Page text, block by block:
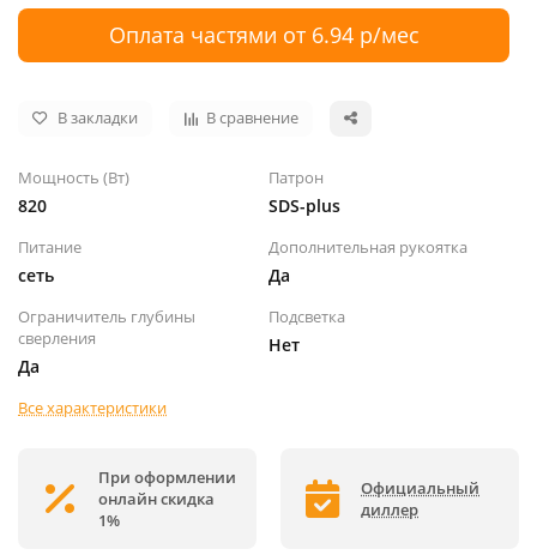
Оплата частями от 6.94 р/мес
В закладки В сравнение
Мощность (Вт)
820
Патрон
SDS-plus
Питание
сеть
Дополнительная рукоятка
Да
Ограничитель глубины
сверления
Да
Подсветка
Нет
Все характеристики
При оформлении
онлайн скидка
1%
Официальный
диллер